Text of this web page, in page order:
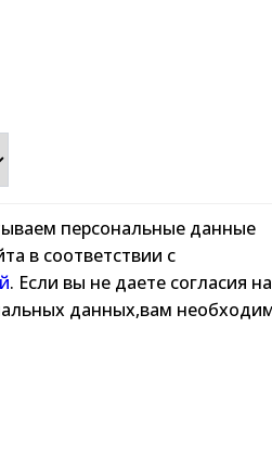
персональные данные
в соответствии с
. Если вы не даете согласия на
данных,вам